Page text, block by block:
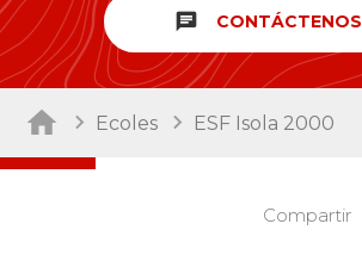
Por actividad
Guardería/Enfermería 45
Club Piou-Piou 132
Club ESF
Performance
Mídete con otros competidores
Pruebas de snowbord
Ski Open
Résultats Ski Open
Vos résultats par épreuvesesf Ski Tour
Résultats esf Ski Tour
Compétitions
chat CONTÁCTENOS
Ecoles ESF Isola 2000
Compartir